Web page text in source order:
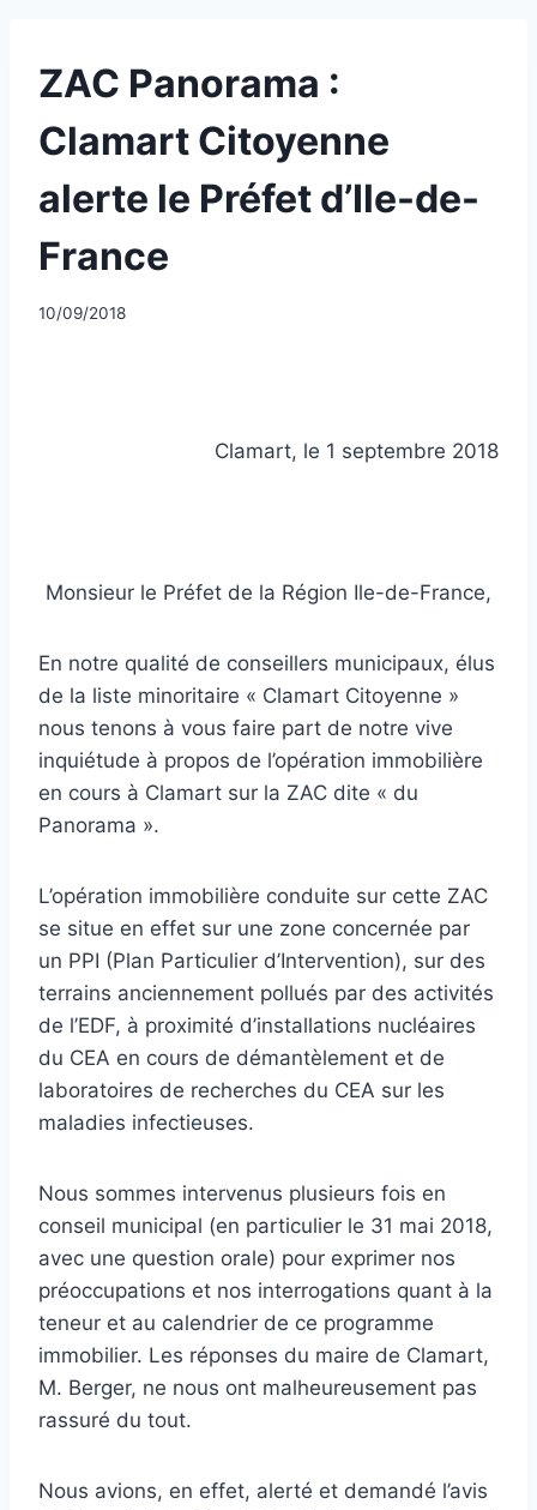
UNCATEGORIZED
ZAC Panorama :
Clamart Citoyenne
alerte le Préfet d’Ile-de-
France
Par
10/09/2018
Clamart, le 1 septembre 2018
Monsieur le Préfet de la Région Ile-de-France,
En notre qualité de conseillers municipaux, élus
de la liste minoritaire « Clamart Citoyenne »
nous tenons à vous faire part de notre vive
inquiétude à propos de l’opération immobilière
en cours à Clamart sur la ZAC dite « du
Panorama ».
L’opération immobilière conduite sur cette ZAC
se situe en effet sur une zone concernée par
un PPI (Plan Particulier d’Intervention), sur des
terrains anciennement pollués par des activités
de l’EDF, à proximité d’installations nucléaires
du CEA en cours de démantèlement et de
laboratoires de recherches du CEA sur les
maladies infectieuses.
Nous sommes intervenus plusieurs fois en
conseil municipal (en particulier le 31 mai 2018,
avec une question orale) pour exprimer nos
préoccupations et nos interrogations quant à la
teneur et au calendrier de ce programme
immobilier. Les réponses du maire de Clamart,
M. Berger, ne nous ont malheureusement pas
rassuré du tout.
Nous avions, en effet, alerté et demandé l’avis